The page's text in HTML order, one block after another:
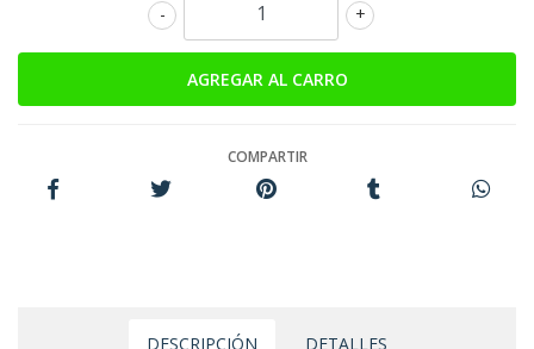
+
-
COMPARTIR
DESCRIPCIÓN DETALLES